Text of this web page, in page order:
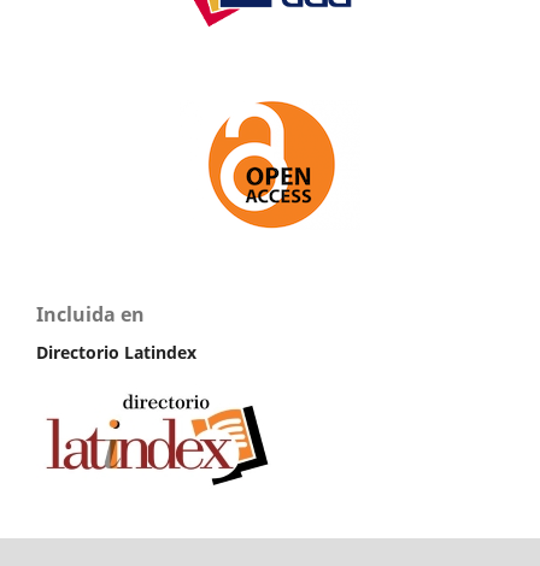
Incluida en
Directorio Latindex